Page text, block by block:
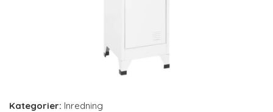
Kategorier: Inredning